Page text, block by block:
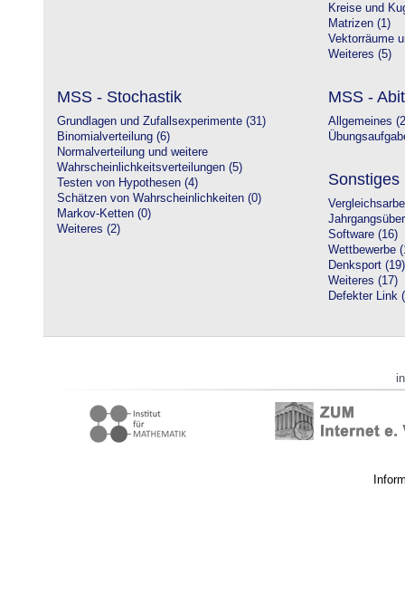
Kreise und
Matrizen (1)
Vektorräume
Weiteres (5)
MSS - Stochastik
Grundlagen und Zufallsexperimente (31)
Binomialverteilung (6)
Normalverteilung und weitere
Wahrscheinlichkeitsverteilungen (5)
Testen von Hypothesen (4)
Schätzen von Wahrscheinlichkeiten (0)
Markov-Ketten (0)
Weiteres (2)
MSS -
Allgemeines
Sonstiges
Software (16)
Wettbewerbe
Denksport (19)
Weiteres (17)
Defekter Link